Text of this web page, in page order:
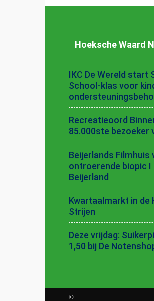
Hoeksche Waard
IKC De Wereld start
School-klas voor
Recreatieoord
85.000ste bezoeker
Beijerlands
ontroerende biopic I
Beijerland
Kwartaalmarkt in de
Strijen
Deze vrijdag:
1,50 bij De
©